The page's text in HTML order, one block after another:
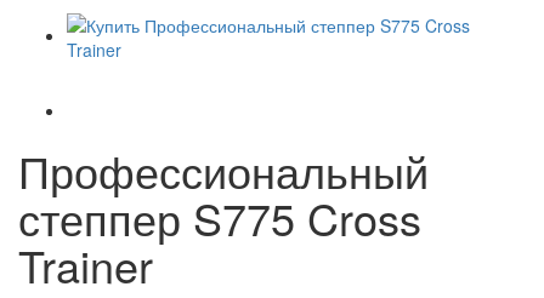
Профессиональный
степпер S775 Cross
Trainer